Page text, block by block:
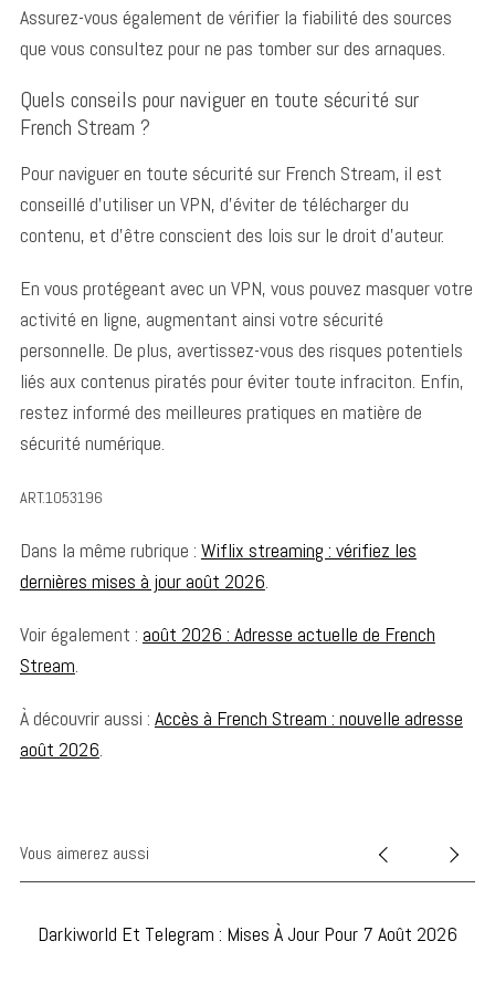
Assurez-vous également de vérifier la fiabilité des sources
que vous consultez pour ne pas tomber sur des arnaques.
Quels conseils pour naviguer en toute sécurité sur
French Stream ?
Pour naviguer en toute sécurité sur French Stream, il est
conseillé d’utiliser un VPN, d’éviter de télécharger du
contenu, et d’être conscient des lois sur le droit d’auteur.
En vous protégeant avec un VPN, vous pouvez masquer votre
activité en ligne, augmentant ainsi votre sécurité
personnelle. De plus, avertissez-vous des risques potentiels
liés aux contenus piratés pour éviter toute infraciton. Enfin,
restez informé des meilleures pratiques en matière de
sécurité numérique.
ART.1053196
Dans la même rubrique : Wiflix streaming : vérifiez les
dernières mises à jour août 2026.
Voir également : août 2026 : Adresse actuelle de French
Stream.
À découvrir aussi : Accès à French Stream : nouvelle adresse
août 2026.
Vous aimerez aussi
Darkiworld Et Telegram : Mises À Jour Pour 7 Août 2026